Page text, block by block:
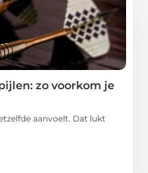
zo voorkom je
aanvoelt. Dat lukt